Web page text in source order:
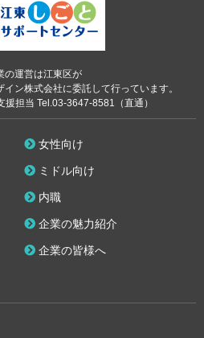
の運営は江東区が
ン株式会社に委託して行っています。
担当 Tel.03-3647-8581（直通）
女性向け
ミドル向け
内職
企業の魅力紹介
企業の皆様へ